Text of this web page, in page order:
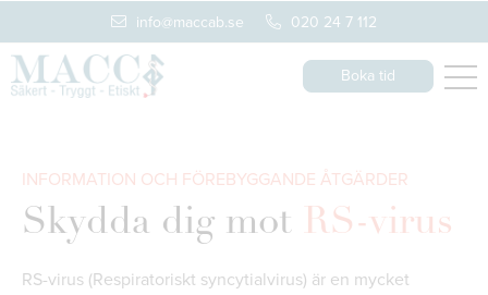
info@maccab.se 020 24 7 112
Boka tid
INFORMATION OCH FÖREBYGGANDE ÅTGÄRDER
Skydda dig mot RS-virus
RS-virus (Respiratoriskt syncytialvirus) är en mycket